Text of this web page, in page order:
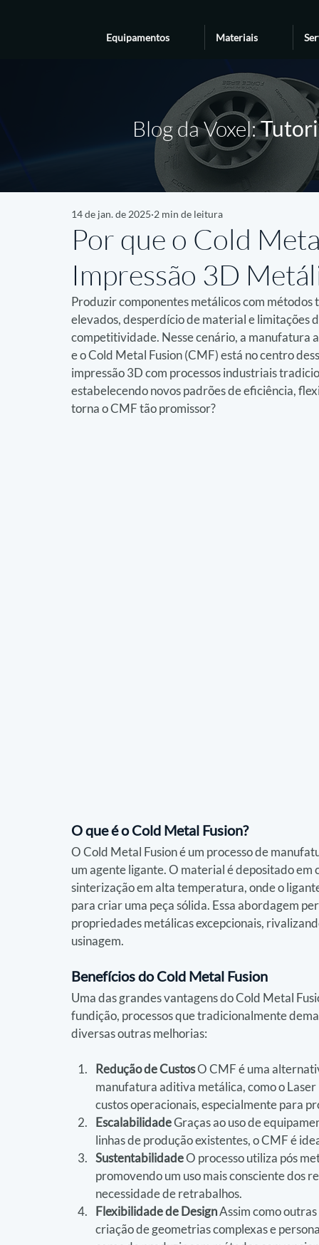
Equipamentos Materiais
Blog da Voxel:
Por que o Cold
Impressão 3D
14 de jan. de 2025 2 min de leitura
Produzir componentes metálicos com
elevados, desperdício de material e limitações
competitividade. Nesse cenário, a
e o Cold Metal Fusion (CMF) está no centro
impressão 3D com processos industriais
estabelecendo novos padrões de eficiência,
torna o CMF tão promissor?
O que é o Cold Metal Fusion?
O Cold Metal Fusion é um processo de
um agente ligante. O material é depositado
sinterização em alta temperatura, onde o
para criar uma peça sólida. Essa abordagem
propriedades metálicas excepcionais,
usinagem.
Benefícios do Cold Metal Fusion
Uma das grandes vantagens do Cold Metal
fundição, processos que tradicionalmente
diversas outras melhorias:
Redução de Custos O CMF é uma
manufatura aditiva metálica, como o
custos operacionais, especialmente para
Escalabilidade Graças ao uso de
linhas de produção existentes, o CMF é
Sustentabilidade O processo utiliza pós
promovendo um uso mais consciente dos
necessidade de retrabalhos.
Flexibilidade de Design Assim como
criação de geometrias complexas e